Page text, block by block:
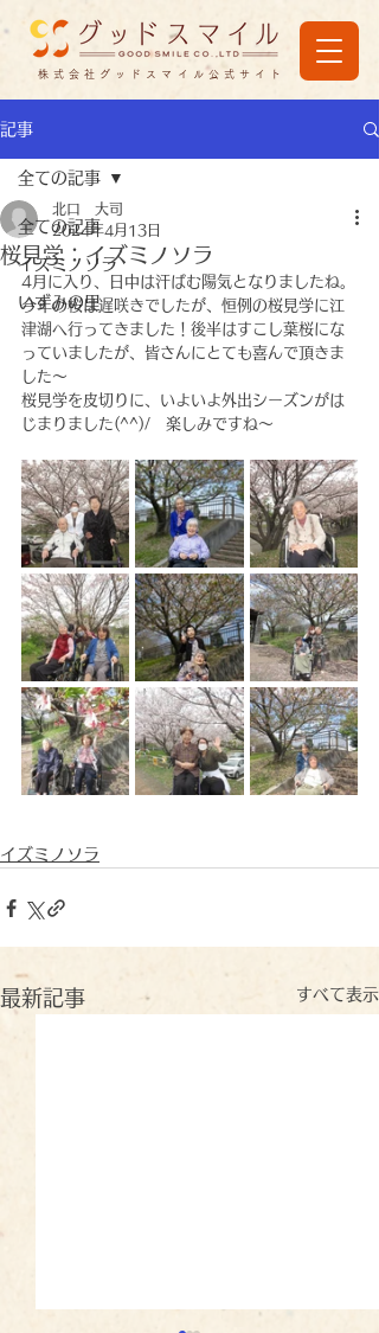
株式会社グッドスマイル公式サイト
記事
全ての記事
イズミノソラ
いずみの里
全ての記事
桜見学：イズミノソラ
北口 大司
2024年4月13日
4月に入り、日中は汗ばむ陽気となりましたね。
今年の桜は遅咲きでしたが、恒例の桜見学に江
津湖へ行ってきました！後半はすこし葉桜にな
っていましたが、皆さんにとても喜んで頂きま
した～
桜見学を皮切りに、いよいよ外出シーズンがは
じまりました(^^)/　楽しみですね～
イズミノソラ
最新記事 すべて表示